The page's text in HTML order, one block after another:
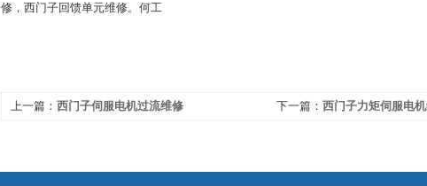
修，西门子回馈单元维修。何工
上一篇： 西门子伺服电机过流维修 下一篇： 西门子力矩伺服电